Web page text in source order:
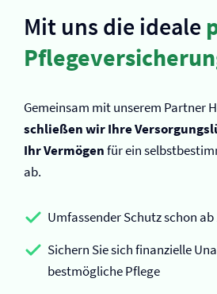
Mit uns die ideale
Gemeinsam mit unserem Partner
schließen wir Ihre
Ihr Vermögenfür ein
ab.
Umfassender Schutz schon
Sichern Sie sich finanzielle
bestmögliche Pflege